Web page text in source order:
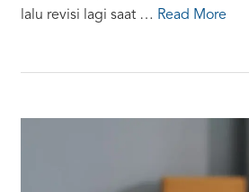
lalu revisi lagi saat … Read More